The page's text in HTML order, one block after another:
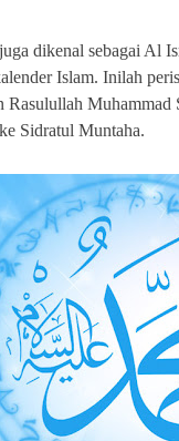
dikenal sebagai Al
Islam. Inilah
Rasulullah
Sidratul Muntaha.